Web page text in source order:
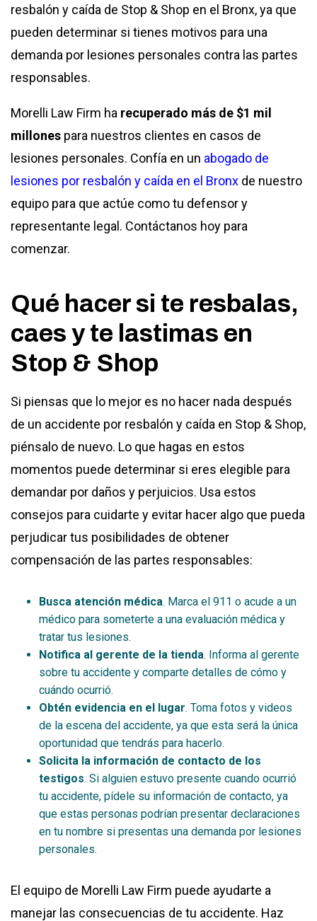
resbalón y caída de Stop & Shop en el Bronx, ya que
pueden determinar si tienes motivos para una
demanda por lesiones personales contra las partes
responsables.
Morelli Law Firm ha recuperado más de $1 mil
millones para nuestros clientes en casos de
lesiones personales. Confía en un abogado de
lesiones por resbalón y caída en el Bronx de nuestro
equipo para que actúe como tu defensor y
representante legal. Contáctanos hoy para
comenzar.
Qué hacer si te resbalas,
caes y te lastimas en
Stop & Shop
Si piensas que lo mejor es no hacer nada después
de un accidente por resbalón y caída en Stop & Shop,
piénsalo de nuevo. Lo que hagas en estos
momentos puede determinar si eres elegible para
demandar por daños y perjuicios. Usa estos
consejos para cuidarte y evitar hacer algo que pueda
perjudicar tus posibilidades de obtener
compensación de las partes responsables:
Busca atención médica. Marca el 911 o acude a un
médico para someterte a una evaluación médica y
tratar tus lesiones.
Notifica al gerente de la tienda. Informa al gerente
sobre tu accidente y comparte detalles de cómo y
cuándo ocurrió.
Obtén evidencia en el lugar. Toma fotos y videos
de la escena del accidente, ya que esta será la única
oportunidad que tendrás para hacerlo.
Solicita la información de contacto de los
testigos. Si alguien estuvo presente cuando ocurrió
tu accidente, pídele su información de contacto, ya
que estas personas podrían presentar declaraciones
en tu nombre si presentas una demanda por lesiones
personales.
El equipo de Morelli Law Firm puede ayudarte a
manejar las consecuencias de tu accidente. Haz